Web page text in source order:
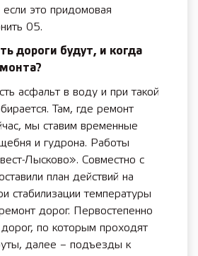
это придомовая
05.
дороги будут, и когда
асфальт в воду и при такой
Там, где ремонт
мы ставим временные
и гудрона. Работы
Лысково». Совместно с
план действий на
стабилизации температуры
дорог. Первостепенно
по которым проходят
далее – подъезды к